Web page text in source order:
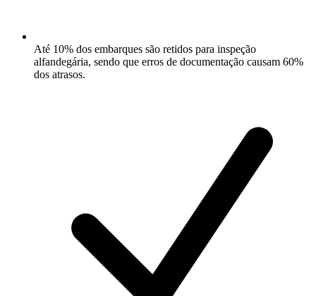
Até 10% dos embarques são retidos para inspeção
alfandegária, sendo que erros de documentação causam 60%
dos atrasos.